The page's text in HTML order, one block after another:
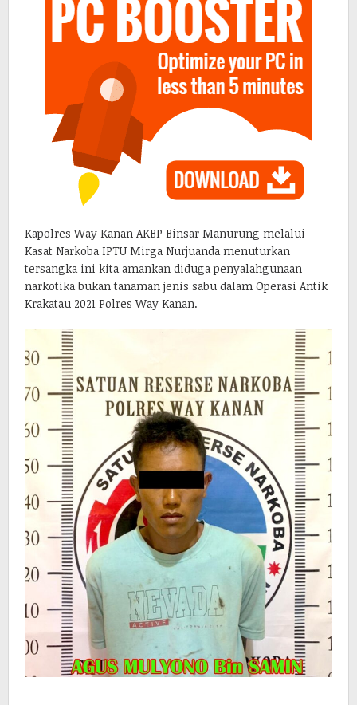
Kapolres Way Kanan AKBP Binsar Manurung melalui
Kasat Narkoba IPTU Mirga Nurjuanda menuturkan
tersangka ini kita amankan diduga penyalahgunaan
narkotika bukan tanaman jenis sabu dalam Operasi Antik
Krakatau 2021 Polres Way Kanan.